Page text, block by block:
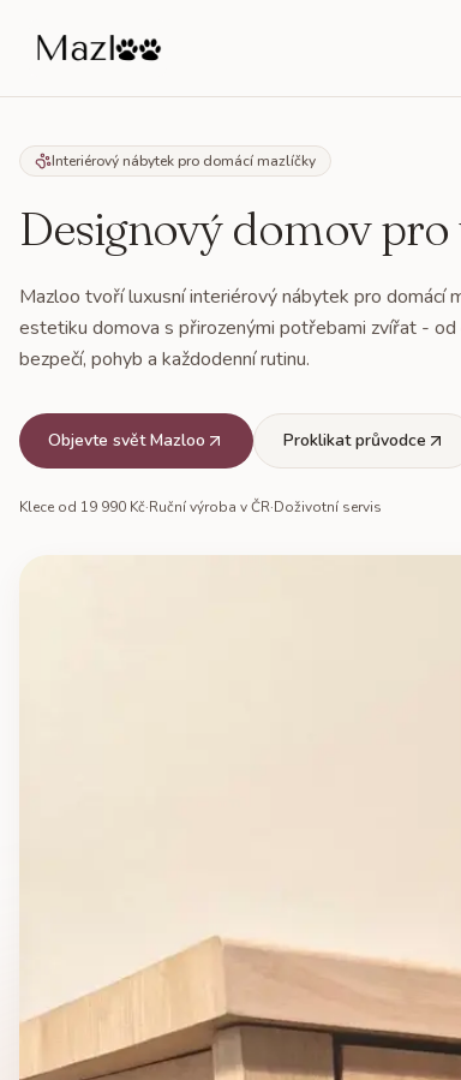
Úvod
O nás
Přehled klecí
Klec M
Příslušenství
Stojan na misky
Úložný box s miskami
Pohovka pro psy
Galerie
Přehled galerie
Kontakt
Interiérový nábytek pro domácí mazlíčky
Designový domov pro
Mazloo tvoří luxusní interiérový nábytek pro domácí
estetiku domova s přirozenými potřebami zvířat - od
bezpečí, pohyb a každodenní rutinu.
Objevte svět Mazloo Proklikat průvodce
Klece od 19 990 Kč·Ruční výroba v ČR·Doživotní servis